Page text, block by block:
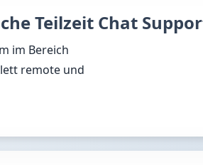
Teilzeit Chat
im Bereich
remote und